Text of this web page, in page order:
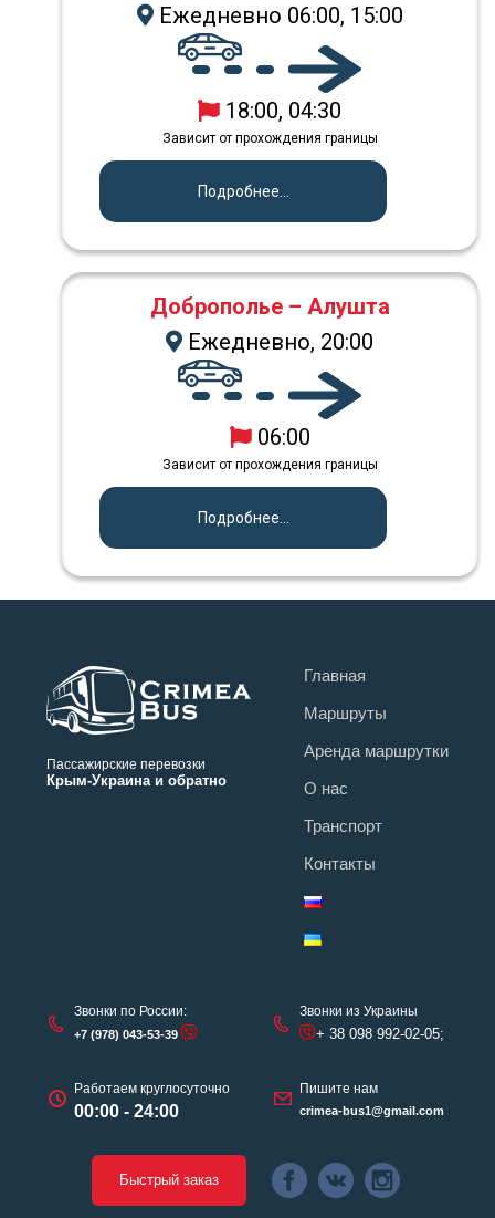
Ежедневно 06:00, 15:00
18:00, 04:30
Зависит от прохождения границы
Подробнее...
Доброполье – Алушта
Ежедневно, 20:00
06:00
Зависит от прохождения границы
Подробнее...
Пассажирские перевозки
Крым-Украина и обратно
Главная
Маршруты
Аренда маршрутки
О нас
Транспорт
Контакты
Звонки по России:
+7 (978) 043-53-39
Работаем круглосуточно
00:00 - 24:00
Звонки из Украины
+ 38 098 992-02-05;
Пишите нам
crimea-bus1@gmail.com
Быстрый заказ